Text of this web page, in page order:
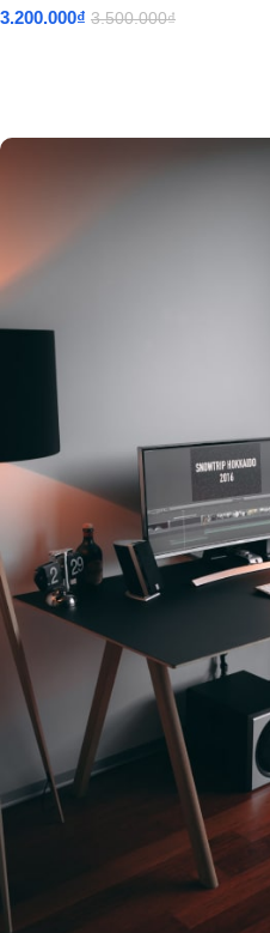
3.200.000₫ 3.500.000₫